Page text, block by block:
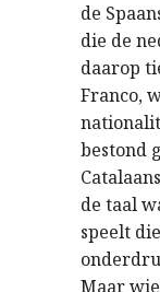
de
die de
daarop
Franco,
bestond
de taal
speelt
Maar